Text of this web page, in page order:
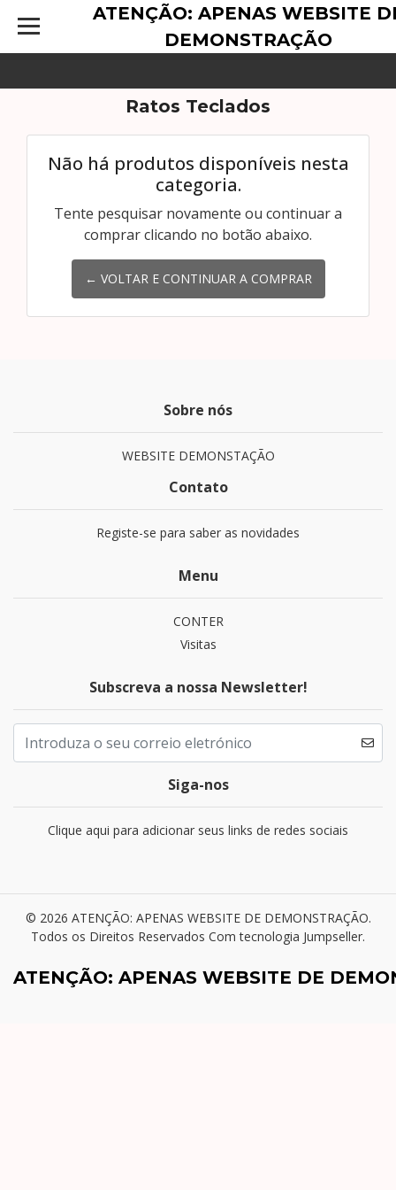
ATENÇÃO: APENAS WEBSITE
DEMONSTRAÇÃO
Ratos Teclados
Não há produtos disponíveis nesta
categoria.
Tente pesquisar novamente ou continuar a
comprar clicando no botão abaixo.
← VOLTAR E CONTINUAR A COMPRAR
Sobre nós
WEBSITE DEMONSTAÇÃO
Contato
Registe-se para saber as novidades
Menu
CONTER
Visitas
Subscreva a nossa Newsletter!
Siga-nos
Clique aqui para adicionar seus links de redes sociais
© 2026 ATENÇÃO: APENAS WEBSITE DE DEMONSTRAÇÃO.
Todos os Direitos Reservados Com tecnologia Jumpseller.
ATENÇÃO: APENAS WEBSITE DE